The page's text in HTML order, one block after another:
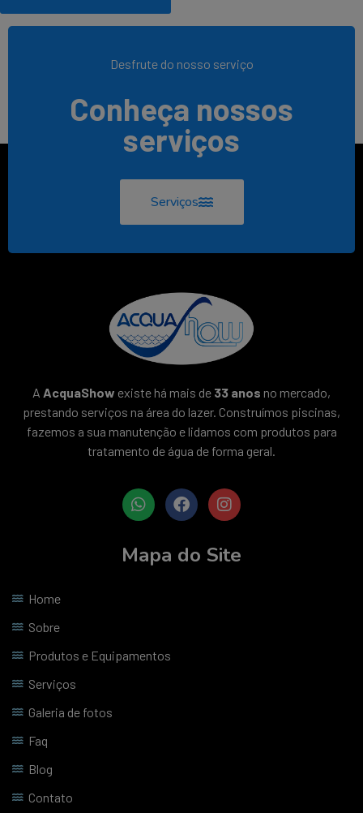
Desfrute do nosso serviço
Conheça nossos
serviços
Serviços
A AcquaShow existe há mais de 33 anos no mercado,
prestando serviços na área do lazer. Construímos piscinas,
fazemos a sua manutenção e lidamos com produtos para
tratamento de água de forma geral.
Mapa do Site
Home
Sobre
Produtos e Equipamentos
Serviços
Galeria de fotos
Faq
Blog
Contato